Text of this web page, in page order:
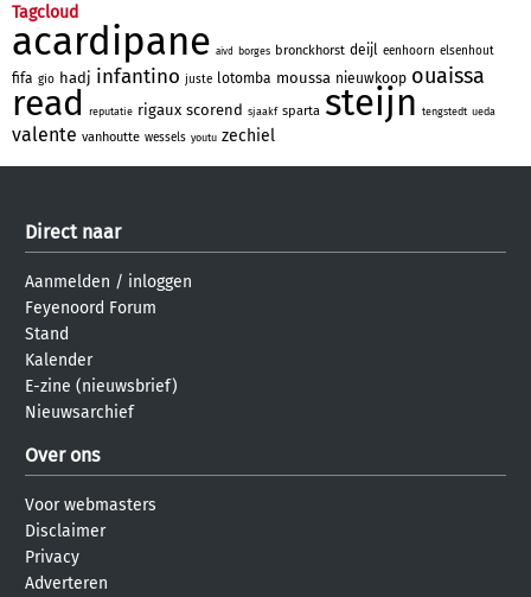
Tagcloud
acardipane aivd borges bronckhorst deijl eenhoorn elsenhout
fifa gio hadj infantino juste lotomba moussa nieuwkoop ouaissa
read reputatie rigaux scorend sjaakf sparta steijn tengstedt ueda
valente vanhoutte wessels youtu zechiel
Direct naar
Aanmelden / inloggen
Feyenoord Forum
Stand
Kalender
E-zine (nieuwsbrief)
Nieuwsarchief
Over ons
Voor webmasters
Disclaimer
Privacy
Adverteren